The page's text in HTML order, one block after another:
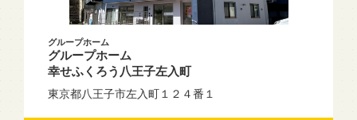
グループホーム
グループホーム
幸せふくろう八王子左入町
東京都八王子市左入町１２４番１